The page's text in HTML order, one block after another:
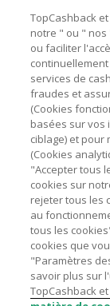
Besoin d'aide ?
Astuces
A propos de
Contactez-
Mentions
Nos sites UK
TopCashback
notre " ou " nos
ou faciliter
services de
fraudes et
(Cookies
basées sur vos
ciblage) et pour
(Cookies
"Accepter tous
cookies sur
rejeter tous les
au
tous les
cookies que
"Paramètres
savoir plus sur
TopCashback